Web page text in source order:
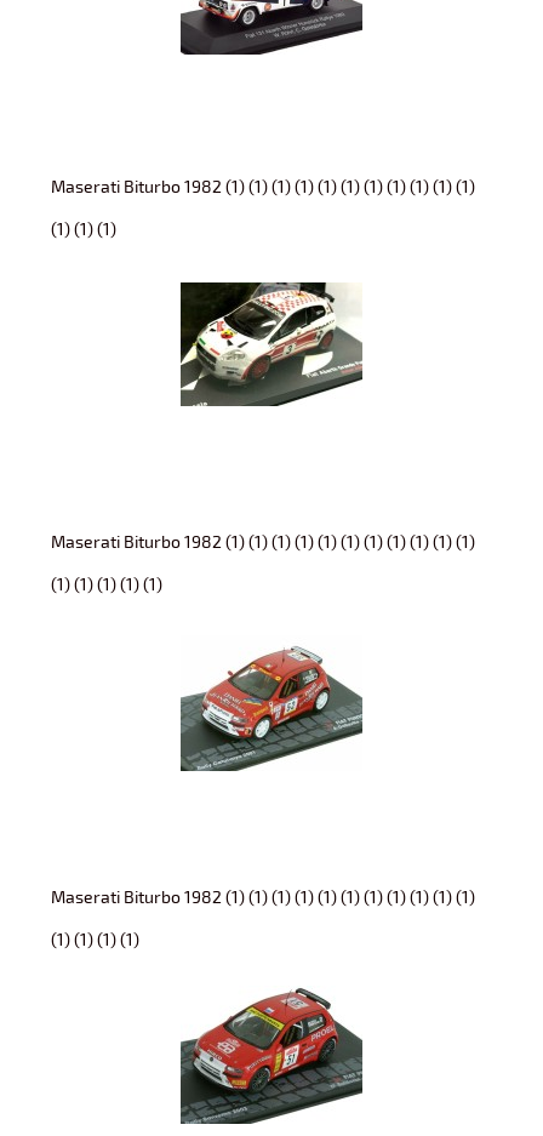
Maserati Biturbo 1982 (1) (1) (1) (1) (1) (1) (1) (1) (1) (1) (1)
(1) (1) (1)
Maserati Biturbo 1982 (1) (1) (1) (1) (1) (1) (1) (1) (1) (1) (1)
(1) (1) (1) (1) (1)
Maserati Biturbo 1982 (1) (1) (1) (1) (1) (1) (1) (1) (1) (1) (1)
(1) (1) (1) (1)